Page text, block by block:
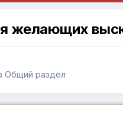
желающих
Общий раздел